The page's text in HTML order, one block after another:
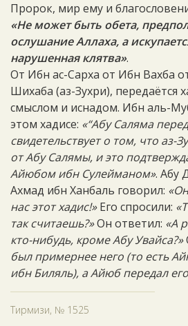
Пророк, мир ему и
«Не может быть обета,
ослушание Аллаха, а
нарушенная клятва».
От Ибн ас-Сарха от Ибн Вахба
Шихаба (аз-Зухри), передаётся
смыслом и иснадом. Ибн аль-
этом хадисе: «“Абу Саляма
свидетельствует о том, что аз-
от Абу Салямы, и это
Айюбом ибн Сулейманом». Абу
Ахмад ибн Ханбаль говорил:
нас этот хадис!»Его спросили:
так считаешь?»Он ответил: «А
кто-нибудь, кроме Абу Увайса?»
был примернее него (то есть
ибн Биляль), а Айюб передал
Тирмизи, № 1525